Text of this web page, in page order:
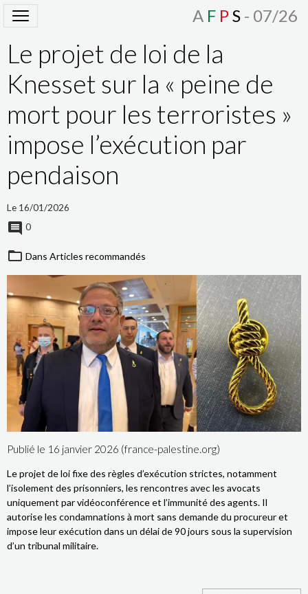
A F PS - 07/26
Le projet de loi de la
Knesset sur la « peine de
mort pour les terroristes »
impose l’exécution par
pendaison
Le 16/01/2026
0
Dans Articles recommandés
Publié le 16 janvier 2026 (france-palestine.org)
Le projet de loi fixe des règles d’exécution strictes, notamment
l’isolement des prisonniers, les rencontres avec les avocats
uniquement par vidéoconférence et l’immunité des agents. Il
autorise les condamnations à mort sans demande du procureur et
impose leur exécution dans un délai de 90 jours sous la supervision
d’un tribunal militaire.